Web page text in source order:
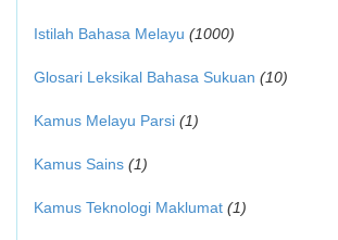
Istilah Bahasa Melayu (1000)
Glosari Leksikal Bahasa Sukuan (10)
Kamus Melayu Parsi (1)
Kamus Sains (1)
Kamus Teknologi Maklumat (1)